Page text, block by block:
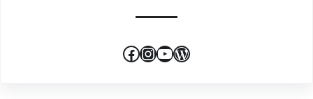
Facebook
Instagram
YouTube
WordPress